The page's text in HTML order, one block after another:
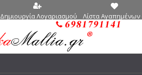
Δημιουργία Λογαριασμού Λίστα Αγαπημένων